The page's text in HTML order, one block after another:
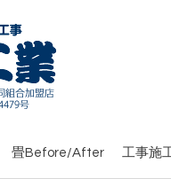
畳Before/After 工事施